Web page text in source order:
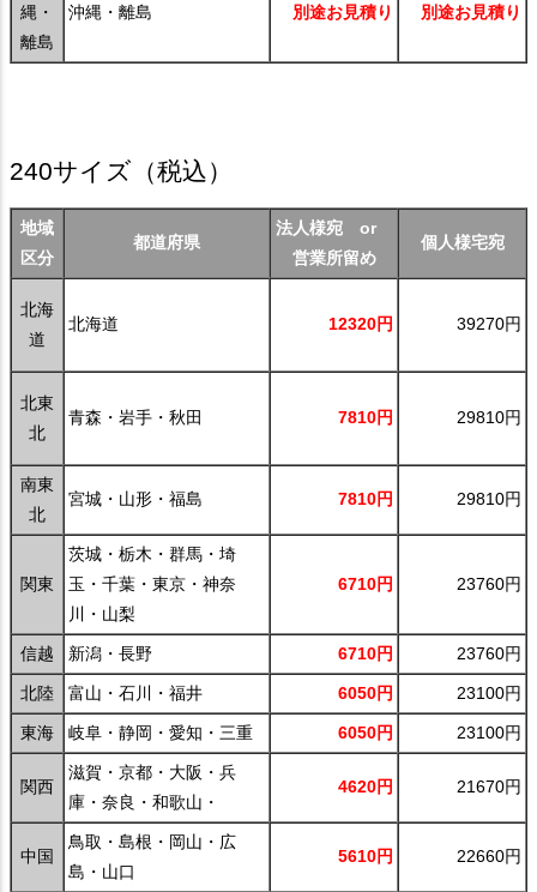
縄・
離島
沖縄・離島 別途お見積り 別途お見積り
240サイズ （税込）
地域
区分
都道府県
法人様宛 or
営業所留め
個人様宅宛
北海
道
北海道 12320円 39270円
北東
北
青森・岩手・秋田 7810円 29810円
南東
北
宮城・山形・福島 7810円 29810円
関東
茨城・栃木・群馬・埼
玉・千葉・東京・神奈
川・山梨
6710円 23760円
信越 新潟・長野 6710円 23760円
北陸 富山・石川・福井 6050円 23100円
東海 岐阜・静岡・愛知・三重 6050円 23100円
関西
滋賀・京都・大阪・兵
庫・奈良・和歌山・
4620円 21670円
中国
鳥取・島根・岡山・広
島・山口
5610円 22660円